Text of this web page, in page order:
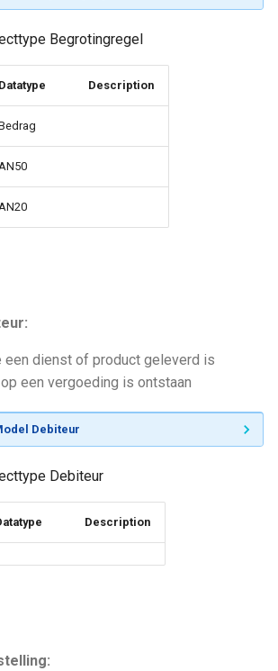
Begrotingregel
Datatype Description
een dienst of product geleverd is
een vergoeding is ontstaan
Debiteur
Debiteur
Description